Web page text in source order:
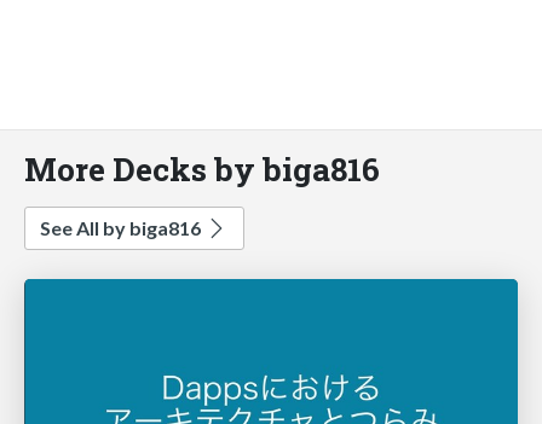
More Decks by biga816
See All by biga816